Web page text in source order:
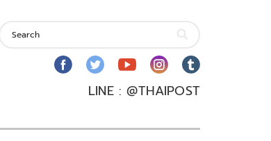
LINE : @THAIPOST